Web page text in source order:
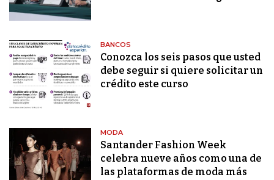
BANCOS
Conozca los seis pasos que usted
debe seguir si quiere solicitar un
crédito este curso
MODA
Santander Fashion Week
celebra nueve años como una de
las plataformas de moda más